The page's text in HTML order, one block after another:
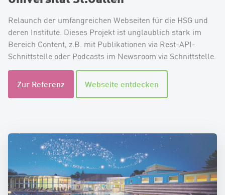
Relaunch der umfangreichen Webseiten für die HSG und
deren Institute. Dieses Projekt ist unglaublich stark im
Bereich Content, z.B. mit Publikationen via Rest-API-
Schnittstelle oder Podcasts im Newsroom via Schnittstelle.
Zur Referenz Webseite entdecken